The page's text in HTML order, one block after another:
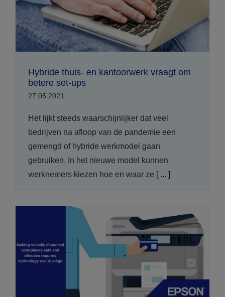
Hybride thuis- en kantoorwerk vraagt om
betere set-ups
27.05.2021
Het lijkt steeds waarschijnlijker dat veel
bedrijven na afloop van de pandemie een
gemengd of hybride werkmodel gaan
gebruiken. In het nieuwe model kunnen
werknemers kiezen hoe en waar ze [ ... ]